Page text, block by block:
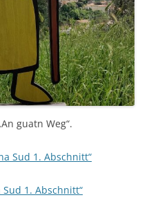
guatn Weg“.
Sud 1. Abschnitt“
Sud 1. Abschnitt“